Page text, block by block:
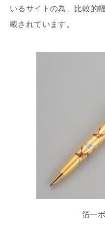
いるサイトの為、比較的
載されています。
箔一